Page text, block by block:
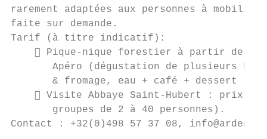
rarement adaptées aux personnes à
faite sur demande.
Tarif (à titre indicatif):
 Pique-nique forestier à partir de 10
Apéro (dégustation de plusieurs
& fromage, eau + café + dessert
 Visite Abbaye Saint-Hubert : prix
       groupes de 2 à 40 personnes).
Contact : +32(0)498 57 37 08,